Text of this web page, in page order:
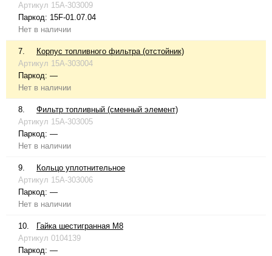
Артикул 15A-303009
Паркод: 15F-01.07.04
Нет в наличии
7.
Корпус топливного фильтра (отстойник)
Артикул 15A-303004
Паркод: —
Нет в наличии
8.
Фильтр топливный (сменный элемент)
Артикул 15A-303005
Паркод: —
Нет в наличии
9.
Кольцо уплотнительное
Артикул 15A-303006
Паркод: —
Нет в наличии
10.
Гайка шестигранная М8
Артикул 0104139
Паркод: —